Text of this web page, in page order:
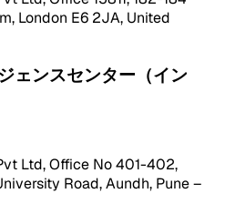
London E6 2JA, United
ェンスセンター（イン
Ltd, Office No 401-402,
Road, Aundh, Pune –